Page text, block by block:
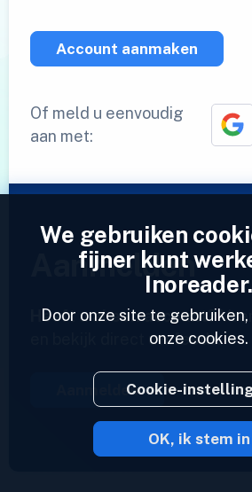
Account aanmaken
Of meld u eenvoudig
aan met:
Aanmelden
Heeft u al een account?
en bekijk direct uw feeds.
Aanmelden
2023 ©
We gebruiken
fijner kunt
Inoreader.
Door onze site te
onze cookies.
Cookie-
OK, ik stem in